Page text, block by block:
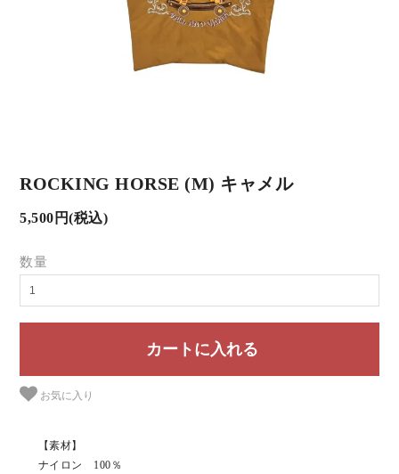
ROCKING HORSE (M) キャメル
5,500円(税込)
数量
お気に入り
【素材】
ナイロン 100％